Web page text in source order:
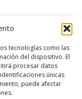
tecnologías como las
del dispositivo. El
procesar datos
únicas
puede afectar